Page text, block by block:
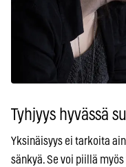
Tyhjyys hyvässä
Yksinäisyys ei tarkoita
sänkyä. Se voi piillä